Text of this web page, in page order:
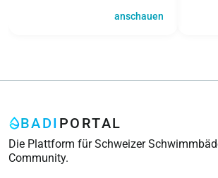
anschauen
BADI PORTAL
Die Plattform für Schweizer
Community.